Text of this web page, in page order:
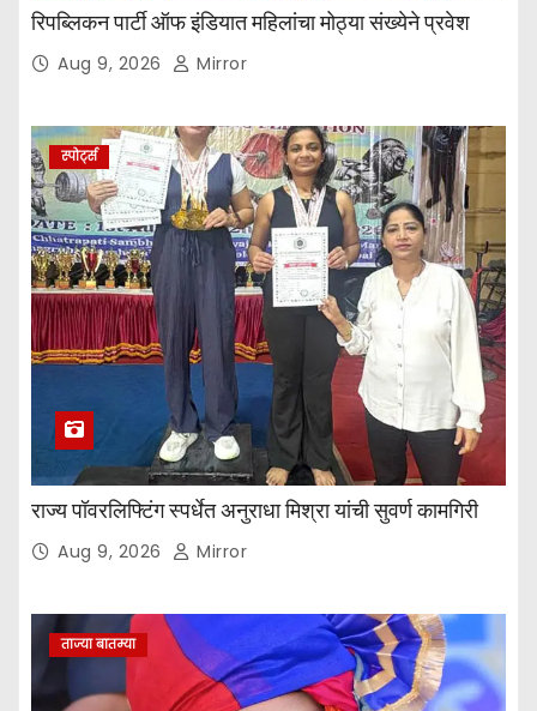
रिपब्लिकन पार्टी ऑफ इंडियात महिलांचा मोठ्या संख्येने प्रवेश
Aug 9, 2026 Mirror
स्पोर्ट्स
राज्य पॉवरलिफ्टिंग स्पर्धेत अनुराधा मिश्रा यांची सुवर्ण कामगिरी
Aug 9, 2026 Mirror
ताज्या बातम्या